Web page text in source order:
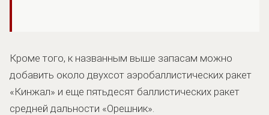
Кроме того, к названным выше запасам можно
добавить около двухсот аэробаллистических ракет
«Кинжал» и еще пятьдесят баллистических ракет
средней дальности «Орешник».